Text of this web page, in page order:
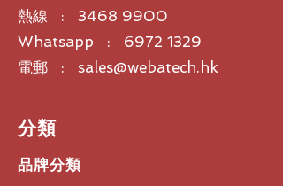
熱線 : 3468 9900
Whatsapp : 6972 1329
電郵 : sales@webatech.hk
​分類
品牌分類